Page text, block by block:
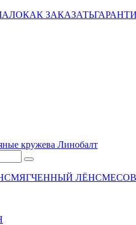
КАК ЗАКАЗАТЬ
кружева Линобалт
СМЯГЧЕННЫЙ ЛЁН